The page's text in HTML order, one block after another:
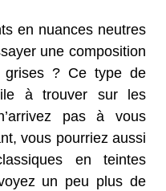
en nuances neutres
une composition
grises ? Ce type de
à trouver sur les
pas à vous
vous pourriez aussi
en teintes
un peu plus de